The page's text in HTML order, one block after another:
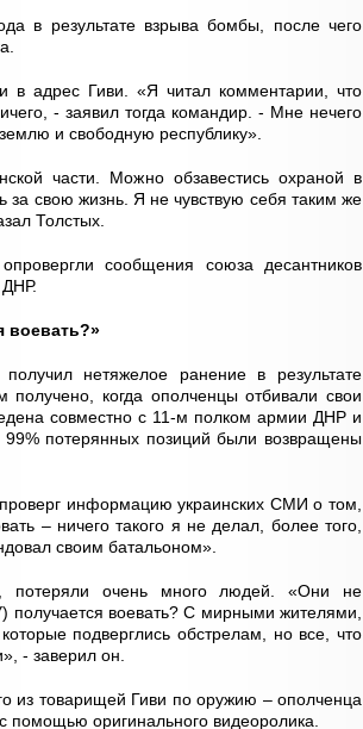
в результате взрыва бомбы, после чего
в адрес Гиви. «Я читал комментарии, что
- заявил тогда командир. - Мне нечего
и свободную республику».
части. Можно обзавестись охраной в
за свою жизнь. Я не чувствую себя таким же
Толстых.
сообщения союза десантников
ДНР.
воевать?»
нетяжелое ранение в результате
когда ополченцы отбивали свои
совместно с 11-м полком армии ДНР и
потерянных позиций были возвращены
информацию украинских СМИ о том,
– ничего такого я не делал, более того,
своим батальоном».
потеряли очень много людей. «Они не
воевать? С мирными жителями,
подверглись обстрелам, но все, что
- заверил он.
из товарищей Гиви по оружию – ополченца
оригинального видеоролика.